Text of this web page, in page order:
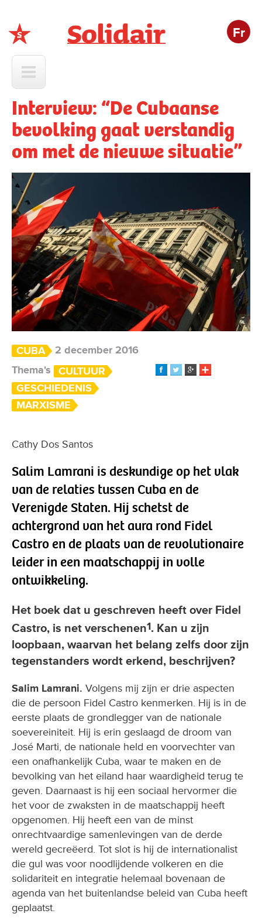
Fr
Interview: “De Cubaanse
bevolking gaat verstandig
om met de nieuwe situatie”
CUBA
2 december 2016
Thema's
CULTUUR
GESCHIEDENIS
MARXISME
Cathy Dos Santos
Salim Lamrani is deskundige op het vlak
van de relaties tussen Cuba en de
Verenigde Staten. Hij schetst de
achtergrond van het aura rond Fidel
Castro en de plaats van de revolutionaire
leider in een maatschappij in volle
ontwikkeling.
Het boek dat u geschreven heeft over Fidel
Castro, is net verschenen1. Kan u zijn
loopbaan, waarvan het belang zelfs door zijn
tegenstanders wordt erkend, beschrijven?
Salim Lamrani. Volgens mij zijn er drie aspecten
die de persoon Fidel Castro kenmerken. Hij is in de
eerste plaats de grondlegger van de nationale
soevereiniteit. Hij is erin geslaagd de droom van
José Marti, de nationale held en voorvechter van
een onafhankelijk Cuba, waar te maken en de
bevolking van het eiland haar waardigheid terug te
geven. Daarnaast is hij een sociaal hervormer die
het voor de zwaksten in de maatschappij heeft
opgenomen. Hij heeft een van de minst
onrechtvaardige samenlevingen van de derde
wereld gecreëerd. Tot slot is hij de internationalist
die gul was voor noodlijdende volkeren en die
solidariteit en integratie helemaal bovenaan de
agenda van het buitenlandse beleid van Cuba heeft
geplaatst.